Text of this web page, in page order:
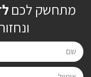
מתחשק לכם